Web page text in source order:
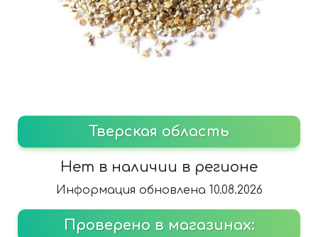
Тверская область
Нет в наличии в регионе
Информация обновлена 10.08.2026
Проверено в магазинах: